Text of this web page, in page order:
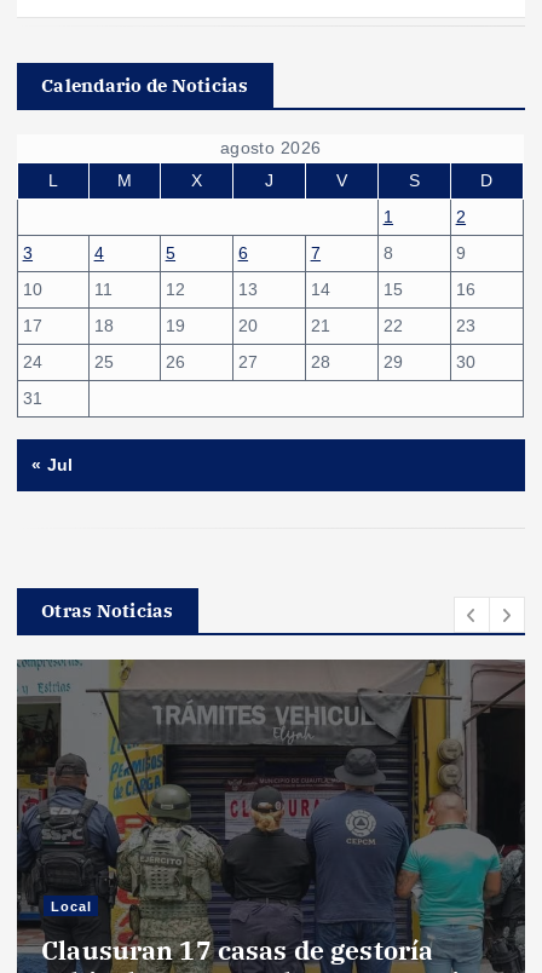
Calendario de Noticias
agosto 2026
L
M X J V S
D
1
2
3
4 5 6 7 8
9
10
11 12 13 14 15
16
17
18 19 20 21 22
23
24
25 26 27 28 29
30
31
« Jul
Otras Noticias
Local
Clausuran 17 casas de gestoría